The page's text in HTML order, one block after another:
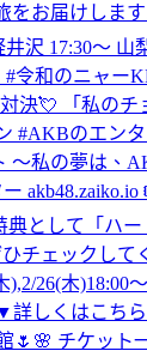
届けします
沢 17:30～
令和のニャー
決💘 「私の
#AKBのエン
私の夢は、
として「ハ
チェックし
),2/26(木
くはこちら
チケッ